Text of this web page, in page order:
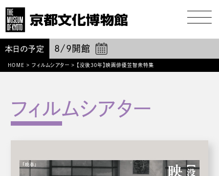
本日の予定 8/9 開館
HOME > フィルムシアター > 【没後30年】映画俳優笠智衆特集